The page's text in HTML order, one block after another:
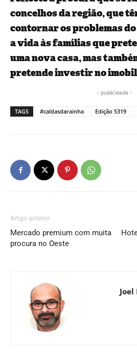
concelhos da região, que
contornar os problemas
a vida às famílias que
uma nova casa, mas
pretende investir no
- publicidade -
TAGS #caldasdarainha Edição 5319
Artigo anterior
Mercado premium com muita
procura no Oeste